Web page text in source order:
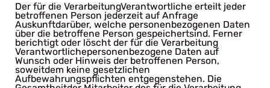
Der für die VerarbeitungVerantwortliche erteilt jeder
betroffenen Person jederzeit auf Anfrage
Auskunftdarüber, welche personenbezogenen Daten
über die betroffene Person gespeichertsind. Ferner
berichtigt oder löscht der für die Verarbeitung
Verantwortlichepersonenbezogene Daten auf
Wunsch oder Hinweis der betroffenen Person,
soweitdem keine gesetzlichen
Aufbewahrungspflichten entgegenstehen. Die